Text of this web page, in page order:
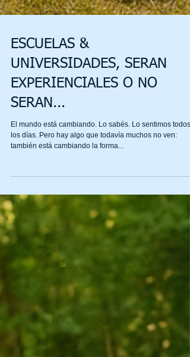
ESCUELAS &
UNIVERSIDADES, SERAN
EXPERIENCIALES O NO
SERAN...
también está cambiando la forma...